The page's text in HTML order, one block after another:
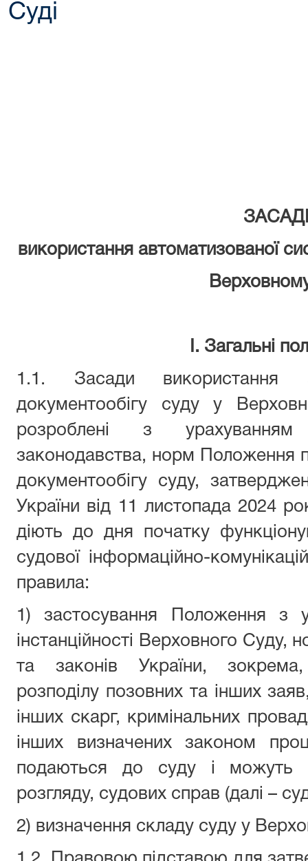
Суді
використання автоматизованої
І. Загальні
1.1. Засади використання
документообігу суду у
розроблені з урахуванням
законодавства, норм Положення
документообігу суду,
України від 11 листопада 2024
діють до дня початку
судової інформаційно-
правила:
1) застосування Положення з
інстанційності Верховного Суду,
та законів України,
розподілу позовних та інших
інших скарг, кримінальних
інших визначених законом
подаються до суду і можуть
розгляду, судових справ (далі –
2) визначення складу суду у